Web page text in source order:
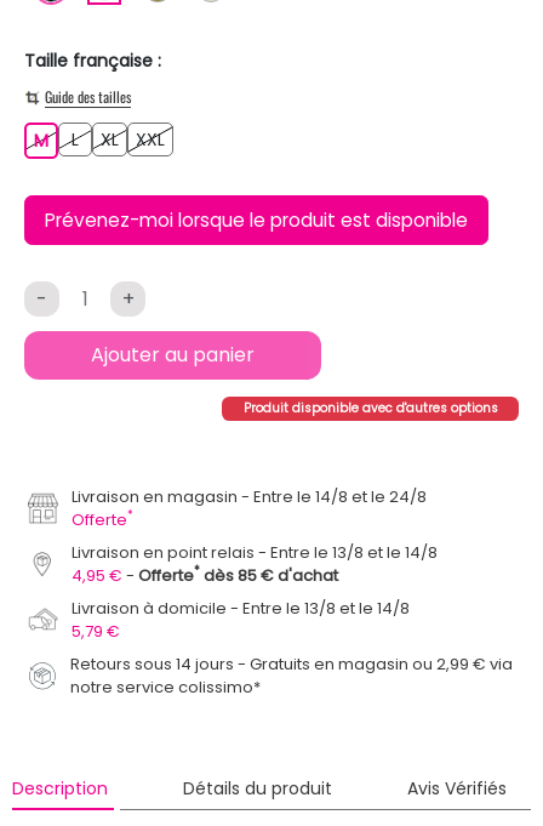
Taille française :
Guide des tailles
MM LL XLXL XXLXXL
Prévenez-moi lorsque le produit est disponible
- +
Ajouter au panier
Produit disponible avec d'autres options
Livraison en magasin
Entre le 14/8 et le 24/8
Offerte*
Livraison en point relais
Entre le 13/8 et le 14/8
4,95 €
Offerte* dès 85 € d'achat
Livraison à domicile
Entre le 13/8 et le 14/8
5,79 €
Retours sous 14 jours - Gratuits en magasin ou 2,99 € via
notre service colissimo*
Description Détails du produit Avis Vérifiés